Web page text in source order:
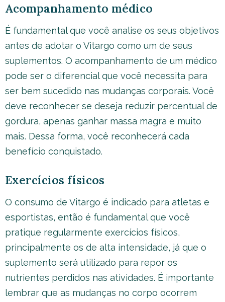
Acompanhamento médico
É fundamental que você analise os seus objetivos
antes de adotar o Vitargo como um de seus
suplementos. O acompanhamento de um médico
pode ser o diferencial que você necessita para
ser bem sucedido nas mudanças corporais. Você
deve reconhecer se deseja reduzir percentual de
gordura, apenas ganhar massa magra e muito
mais. Dessa forma, você reconhecerá cada
benefício conquistado.
Exercícios físicos
O consumo de Vitargo é indicado para atletas e
esportistas, então é fundamental que você
pratique regularmente exercícios físicos,
principalmente os de alta intensidade, já que o
suplemento será utilizado para repor os
nutrientes perdidos nas atividades. É importante
lembrar que as mudanças no corpo ocorrem